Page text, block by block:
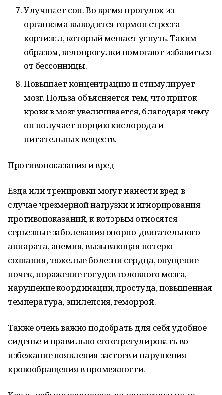
Улучшает сон. Во время прогулок из
организма выводится гормон стресса-
кортизол, который мешает уснуть. Таким
образом, велопрогулки помогают избавиться
от бессонницы.
Повышает концентрацию и стимулирует
мозг. Польза объясняется тем, что приток
крови в мозг увеличивается, благодаря чему
он получает порцию кислорода и
питательных веществ.
Противопоказания и вред
Езда или тренировки могут нанести вред в
случае чрезмерной нагрузки и игнорирования
противопоказаний, к которым относятся
серьезные заболевания опорно-двигательного
аппарата, анемия, вызывающая потерю
сознания, тяжелые болезни сердца, опущение
почек, поражение сосудов головного мозга,
нарушение координации, простуда, повышенная
температура, эпилепсия, геморрой.
Также очень важно подобрать для себя удобное
сиденье и правильно его отрегулировать во
избежание появления застоев и нарушения
кровообращения в промежности.